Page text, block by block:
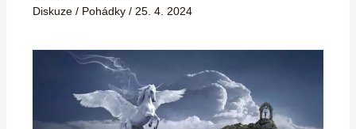
Diskuze / Pohádky /25. 4. 2024